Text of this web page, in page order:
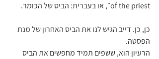
of the priest״, או בעברית: הביס של הכומר.
כן, כן. דייב הגיש לנו את הביס האחרון של מנת
הפסטה.
הרעיון הוא, ששפים תמיד מחפשים את הביס